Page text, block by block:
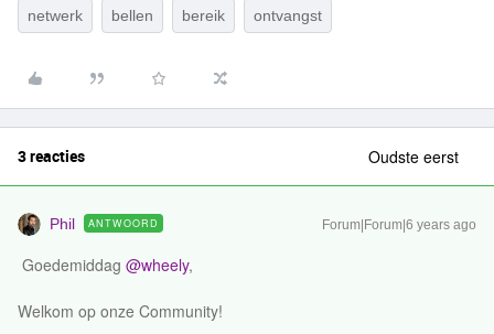
netwerk bellen bereik ontvangst
3 reacties Oudste eerst
Phil ANTWOORD Forum|Forum|6 years ago
Goedemiddag @wheely,
Welkom op onze Community!